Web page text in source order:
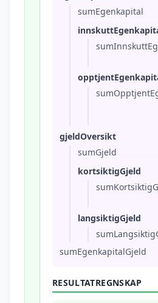
sumEgenkapital
gjeldOversikt
sumGjeld
kortsiktigGjeld
langsiktigGjeld
sumEgenkapitalGjeld
RESULTATREGNSKAP